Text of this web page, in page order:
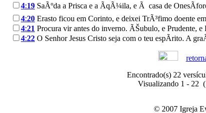
4:19 SaÃºda a Prisca e a ÃqÃ¼ila, e Ã casa de
4:20 Erasto ficou em Corinto, e deixei TrÃ³fimo doente
4:21 Procura vir antes do inverno. ÃŠubulo, e Prudente,
4:22 O Senhor Jesus Cristo seja com o teu espÃ­rito. A
Encontrado(s) 22
Visualizando 1 - 22
© 2007 Igreja